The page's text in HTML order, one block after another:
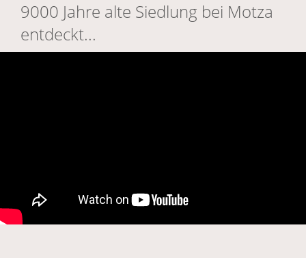
9000 Jahre alte Siedlung bei Motza
entdeckt...